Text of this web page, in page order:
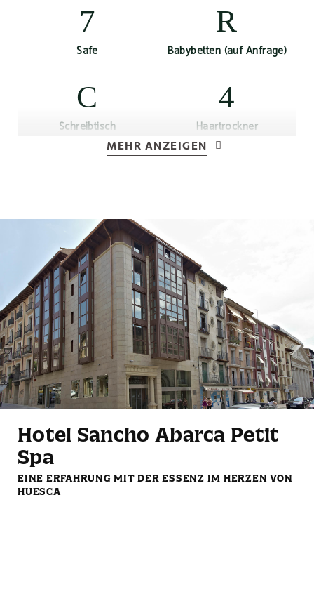
Safe Babybetten (auf Anfrage)
Schreibtisch Haartrockner
TV Kühlschrank
Klimaanlage oder
Heizung je nach Saison
Badewanne / Dusche
Eigenes Badezimmer
MEHR ANZEIGEN
Hotel Sancho Abarca Petit
Spa
EINE ERFAHRUNG MIT DER ESSENZ IM HERZEN VON
HUESCA